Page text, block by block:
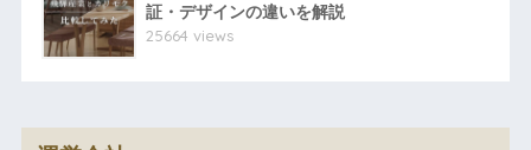
証・デザインの違いを解説
25664 views